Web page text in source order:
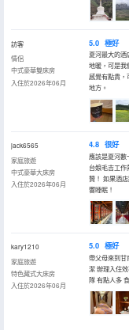
訪客
情侶
中式豪華雙床房
入住於2026年06月
5.0 極好
夏河最大的酒
地暖，可是我
感覺有點貴，
地方。
jack6565
家庭旅遊
中式豪華大床房
入住於2026年06月
4.8 很好
應該是夏河數
台娘毛吉工
贊！ 如果酒
響睡眠！
kary1210
家庭旅遊
特色藏式大床房
入住於2026年06月
5.0 極好
帶父母來到甘
潔 辦理入住
隊 有點人多